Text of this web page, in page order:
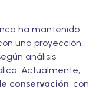
ha mantenido
una proyección
análisis
Actualmente,
conservación, con